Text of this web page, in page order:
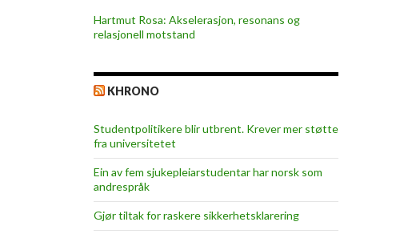
Hartmut Rosa: Akselerasjon, resonans og
relasjonell motstand
KHRONO
Studentpolitikere blir utbrent. Krever mer støtte
fra universitetet
Ein av fem sjukepleiar­studentar har norsk som
andrespråk
Gjør tiltak for raskere sikkerhets­klarering